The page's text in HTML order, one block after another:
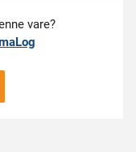
vare?